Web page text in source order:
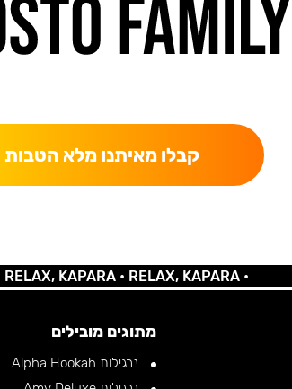
קבלו מאיתנו מלא הטבות
KAPARA •RELAX, KAPARA •
מתוגים מובילים
נרגילות Alpha Hookah